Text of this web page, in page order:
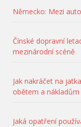
Německo: Mezi
Čínské dopravní
mezinárodní scéně
Jak nakráčet na
obětem a nákladům
Jaká opatření